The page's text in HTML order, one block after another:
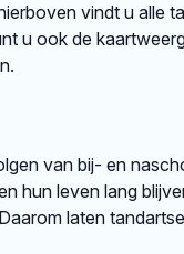
vindt u alle
u ook de
van bij- en
hun leven lang
laten